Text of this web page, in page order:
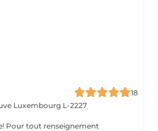
18
Luxembourg L-2227
Pour tout renseignement